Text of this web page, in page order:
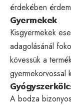
érdekében
Gyermekek
Kisgyermekek
adagolásánál
kövessük a
gyermekorvossal
A bodza